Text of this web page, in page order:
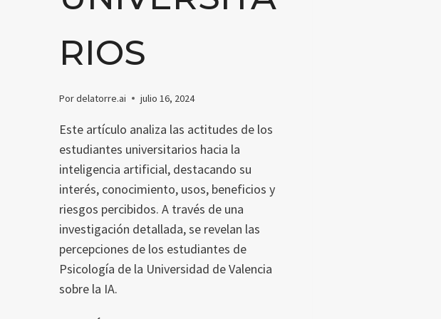
RIOS
Pordelatorre.ai julio 16, 2024
Este artículo analiza las actitudes de los
estudiantes universitarios hacia la
inteligencia artificial, destacando su
interés, conocimiento, usos, beneficios y
riesgos percibidos. A través de una
investigación detallada, se revelan las
percepciones de los estudiantes de
Psicología de la Universidad de Valencia
sobre la IA.